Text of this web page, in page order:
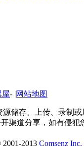
屋- |网站地图
源储存、上传、录制
渠道分享，如有侵犯
2001-2013 Comsenz Inc.